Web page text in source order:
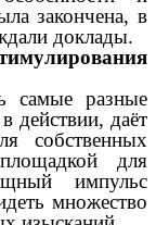
закончена, в
доклады.
самые разные
действии, даёт
собственных
для
импульс
множество